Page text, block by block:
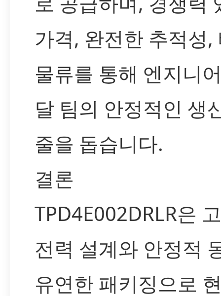
가격, 완전한 추적성,
물류를 통해 엔지니
달 팀의 안정적인 생
줄을 돕습니다.
결론
TPD4E002DRLR은
전력 설계와 안정적
유연한 패키징으로